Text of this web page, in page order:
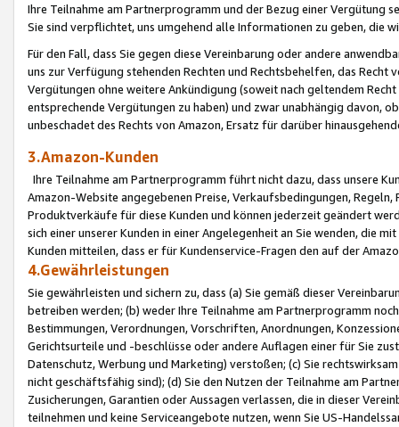
Ihre Teilnahme am Partnerprogramm und der Bezug einer Vergütung
Sie sind verpflichtet, uns umgehend alle Informationen zu geben, die
Für den Fall, dass Sie gegen diese Vereinbarung oder andere
uns zur Verfügung stehenden Rechten und Rechtsbehelfen, das
Vergütungen ohne weitere Ankündigung (soweit nach geltendem
entsprechende Vergütungen zu haben) und zwar unabhängig davon,
unbeschadet des Rechts von Amazon, Ersatz für darüber
3.Amazon-Kunden
Ihre Teilnahme am Partnerprogramm führt nicht dazu, dass unsere
Amazon-Website angegebenen Preise, Verkaufsbedingungen,
Produktverkäufe für diese Kunden und können jederzeit geändert
sich einer unserer Kunden in einer Angelegenheit an Sie wenden, die
Kunden mitteilen, dass er für Kundenservice-Fragen den auf der
4.Gewährleistungen
Sie gewährleisten und sichern zu, dass (a) Sie gemäß dieser
betreiben werden; (b) weder Ihre Teilnahme am Partnerprogramm
Bestimmungen, Verordnungen, Vorschriften, Anordnungen,
Gerichtsurteile und -beschlüsse oder andere Auflagen einer für Sie
Datenschutz, Werbung und Marketing) verstoßen; (c) Sie
nicht geschäftsfähig sind); (d) Sie den Nutzen der Teilnahme am
Zusicherungen, Garantien oder Aussagen verlassen, die in dieser
teilnehmen und keine Serviceangebote nutzen, wenn Sie US-